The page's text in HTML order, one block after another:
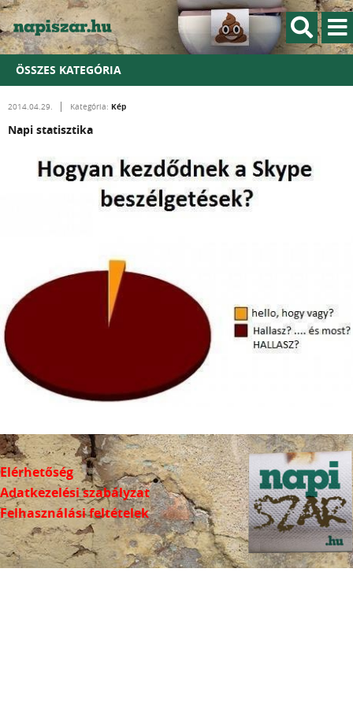
ÖSSZES KATEGÓRIA
2014.04.29. Kategória: Kép
Napi statisztika
Elérhetőség
Adatkezelési szabályzat
Felhasználási feltételek